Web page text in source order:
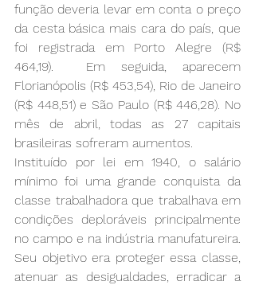
função deveria levar em conta o preço
da cesta básica mais cara do país, que
foi registrada em Porto Alegre (R$
464,19).  Em seguida, aparecem
Florianópolis (R$ 453,54), Rio de Janeiro
(R$ 448,51) e São Paulo (R$ 446,28). No
mês de abril, todas as 27 capitais
brasileiras sofreram aumentos.
Instituído por lei em 1940, o salário
mínimo foi uma grande conquista da
classe trabalhadora que trabalhava em
condições deploráveis principalmente
no campo e na indústria manufatureira.
Seu objetivo era proteger essa classe,
atenuar as desigualdades, erradicar a